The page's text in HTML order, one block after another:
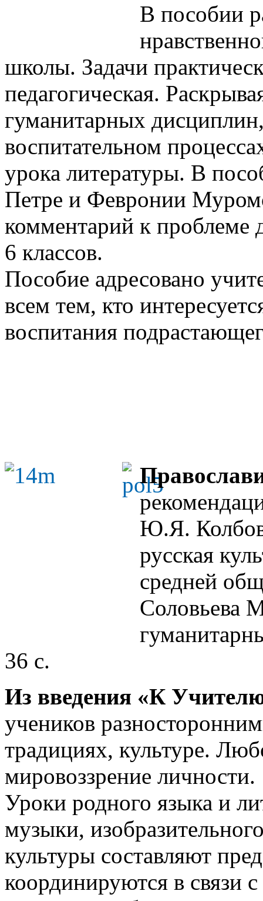
В пособии
школы. Задачи
педагогическая.
гуманитарных
воспитательном
урока литературы. В
Петре и Февронии
комментарий к проблеме
6 классов.
Пособие адресовано
всем тем, кто
воспитания
Ю.Я.
русская
средней
Соловьева
36 с.
Из введения «К
учеников
традициях, культуре.
мировоззрение личности.
Уроки родного языка и
музыки,
культуры составляют
координируются в связи